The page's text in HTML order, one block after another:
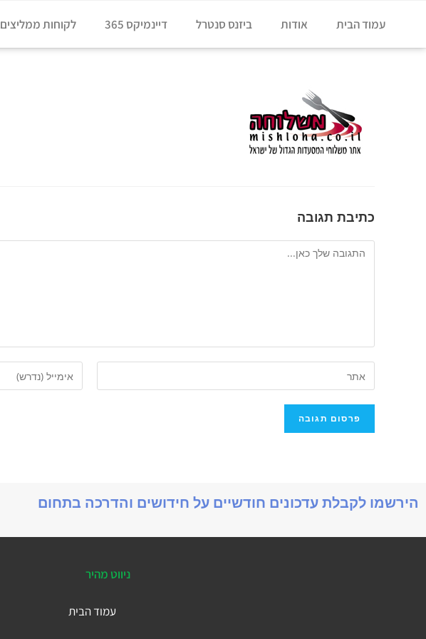
עמוד הבית אודות ביזנס סנטרל דיינמיקס 365 לקוחות ממליצים
כתיבת תגובה
הירשמו לקבלת עדכונים חודשיים על חידושים והדרכה בתחום
ניווט מהיר
עמוד הבית